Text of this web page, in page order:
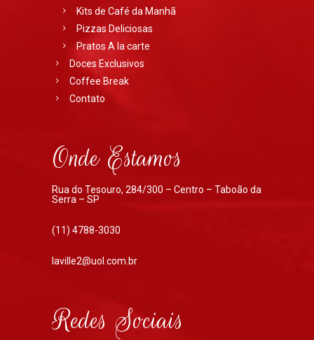
Kits de Café da Manhã
Pizzas Deliciosas
Pratos A la carte
Doces Exclusivos
Coffee Break
Contato
Onde Estamos
Rua do Tesouro, 284/300 – Centro – Taboão da
Serra – SP
(11) 4788-3030
laville2@uol.com.br
Redes Sociais